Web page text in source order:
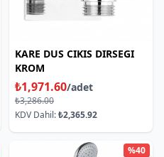
KARE DUS CIKIS DIRSEGI
KROM
₺1,971.60/adet
₺3,286.00
KDV Dahil:₺2,365.92
%40